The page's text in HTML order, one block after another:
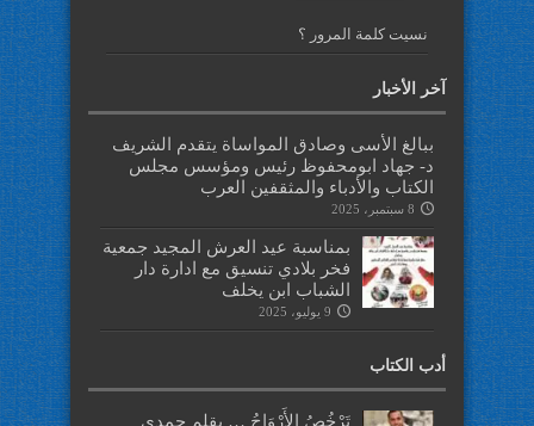
نسيت كلمة المرور ؟
آخر الأخبار
ببالغ الأسى وصادق المواساة يتقدم الشريف
د- جهاد ابومحفوظ رئيس ومؤسس مجلس
الكتاب والأدباء والمثقفين العرب
8 سبتمبر، 2025
بمناسبة عيد العرش المجيد جمعية
فخر بلادي تنسيق مع ادارة دار
الشباب ابن يخلف
9 يوليو، 2025
أدب الكتاب
تَرْخُصُ الأَرْوَاحُ … بقلم حمدي